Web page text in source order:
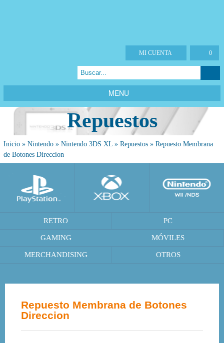
0
MI CUENTA
MENU
Repuestos
Inicio » Nintendo » Nintendo 3DS XL » Repuestos » Repuesto Membrana
de Botones Direccion
RETRO PC
GAMING MÓVILES
MERCHANDISING OTROS
Repuesto Membrana de Botones
Direccion